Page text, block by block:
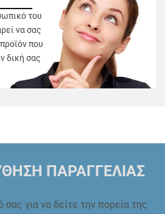
του
να σας
που
δική σας
ΠΑΡΑΓΓΕΛΙΑΣ
σας για να δείτε την πορεία της